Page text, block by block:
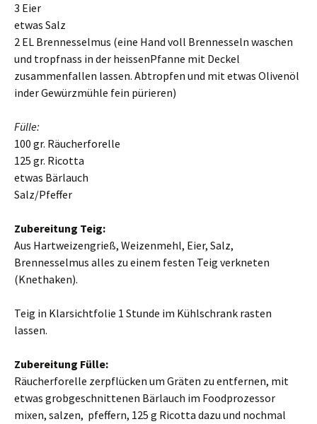
3 Eier
etwas Salz
2 EL Brennesselmus (eine Hand voll Brennesseln waschen
und tropfnass in der heissenPfanne mit Deckel
zusammenfallen lassen. Abtropfen und mit etwas Olivenöl
inder Gewürzmühle fein pürieren)
Fülle:
100 gr. Räucherforelle
125 gr. Ricotta
etwas Bärlauch
Salz/Pfeffer
Zubereitung Teig:
Aus Hartweizengrieß, Weizenmehl, Eier, Salz,
Brennesselmus alles zu einem festen Teig verkneten
(Knethaken).
Teig in Klarsichtfolie 1 Stunde im Kühlschrank rasten
lassen.
Zubereitung Fülle:
Räucherforelle zerpflücken um Gräten zu entfernen, mit
etwas grobgeschnittenen Bärlauch im Foodprozessor
mixen, salzen, pfeffern, 125 g Ricotta dazu und nochmal